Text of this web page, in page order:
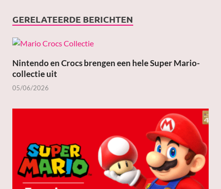
GERELATEERDE BERICHTEN
Nintendo en Crocs brengen een hele Super Mario-
collectie uit
05/06/2026